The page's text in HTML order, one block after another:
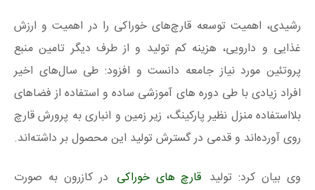
رشیدی، اهمیت توسعه قارچ‌های خوراکی را در اهمیت و ارزش
غذایی و دارویی، هزینه کم تولید و از طرف دیگر تامین منبع
پروتئین مورد نیاز جامعه دانست و افزود: طی سال‌های اخیر
افراد زیادی با طی دوره‌ های آموزشی ساده و استفاده از فضا‌های
بلااستفاده منزل نظیر پارکینگ، زیر زمین و انباری به پرورش قارچ
روی آورده‌اند و قدمی در گسترش تولید این محصول بر داشته‌اند.
وی بیان کرد: تولید قارچ های خوراکی در کازرون به صورت